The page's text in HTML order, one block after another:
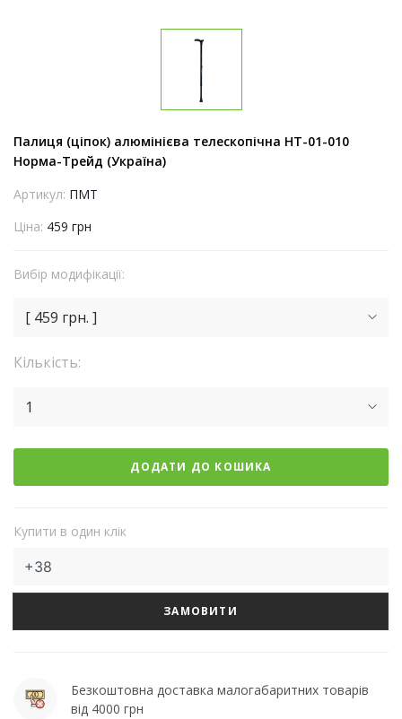
Палиця (ціпок) алюмінієва телескопічна НТ-01-010
Норма-Трейд (Україна)
Артикул: ПМТ
Ціна: 459 грн
Вибір модифікації:
[ 459 грн. ]
Кількість:
1
ДОДАТИ ДО КОШИКА
Купити в один клік
ЗАМОВИТИ
Безкоштовна доставка малогабаритних товарів
від 4000 грн